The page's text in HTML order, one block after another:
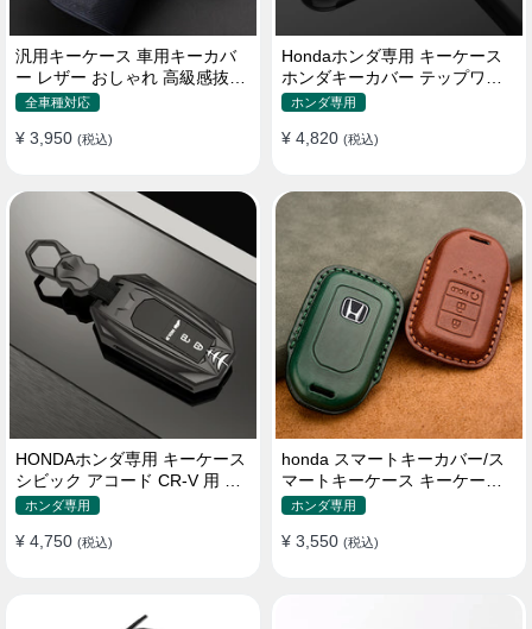
汎用キーケース 車用キーカバ
ー レザー おしゃれ 高級感抜群
ロゴオーダーメイド
全車種対応
¥ 3,950 (税込)
Hondaホンダ専用 キーケース
ホンダキーカバー テップワゴ
ン アコード ヴェゼル グレイス
防止 高級本革/TPU/亜鉛合金
ホンダ専用
¥ 4,820 (税込)
HONDAホンダ専用 キーケース
シビック アコード CR-V 用 キ
ーホルダー 防塵 耐衝撃
ホンダ専用
¥ 4,750 (税込)
honda スマートキーカバー/ス
マートキーケース キーケース
キーホルダー 革 防水
ホンダ専用
¥ 3,550 (税込)